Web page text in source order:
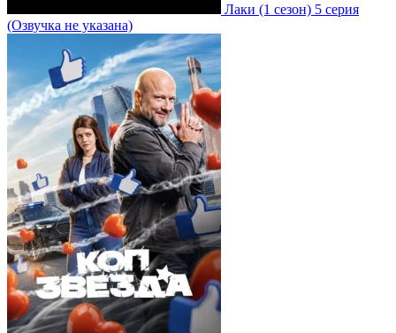
Лаки (1 сезон) 5 серия
(Озвучка не указана)